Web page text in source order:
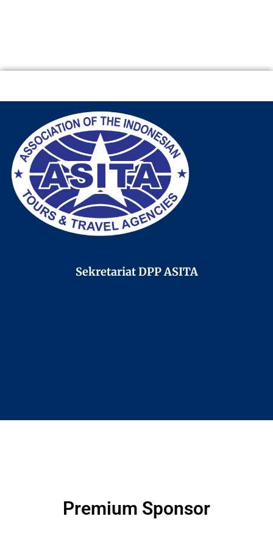
Sekretariat DPP ASITA
Premium Sponsor